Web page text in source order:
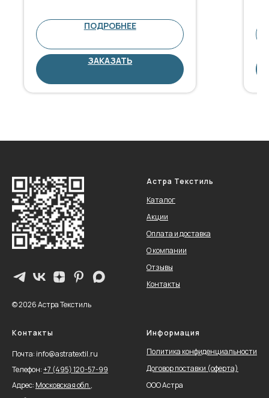
ПОДРОБНЕЕ
ЗАКАЗАТЬ
© 2026 Астра Текстиль
Астра Текстиль
Каталог
Акции
Оплата и доставка
О компании
Отзывы
Контакты
Контакты
Почта: info@astratextil.ru
Телефон:+7 (495) 120-57-99
Адрес: Московская обл.,
Информация
Политика конфиденциальности
Договор поставки (оферта)
ООО Астра